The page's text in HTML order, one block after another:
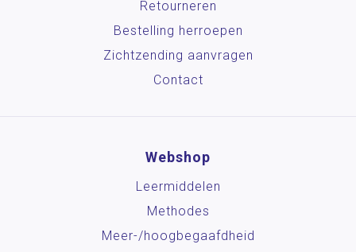
Retourneren
Bestelling herroepen
Zichtzending aanvragen
Contact
Webshop
Leermiddelen
Methodes
Meer-/hoog­begaafdheid